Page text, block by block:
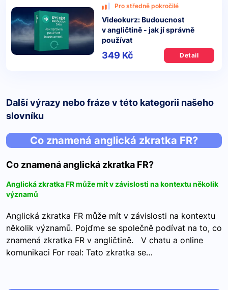
Pro středně pokročilé
Videokurz: Budoucnost
v angličtině - jak jí správně
používat
349 Kč Detail
Další výrazy nebo fráze v této kategorii našeho
slovníku
Co znamená anglická zkratka FR?
Co znamená anglická zkratka FR?
Anglická zkratka FR může mít v závislosti na kontextu několik
významů
Anglická zkratka FR může mít v závislosti na kontextu
několik významů. Pojďme se společně podívat na to, co
znamená zkratka FR v angličtině. V chatu a online
komunikaci For real: Tato zkratka se…